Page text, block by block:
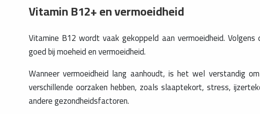
Vitamin B12+ en vermoeidheid
Vitamine B12 wordt vaak gekoppeld aan vermoeidheid.
goed bij moeheid en vermoeidheid.
Wanneer vermoeidheid lang aanhoudt, is het wel verstandig
verschillende oorzaken hebben, zoals slaaptekort, stress,
andere gezondheidsfactoren.